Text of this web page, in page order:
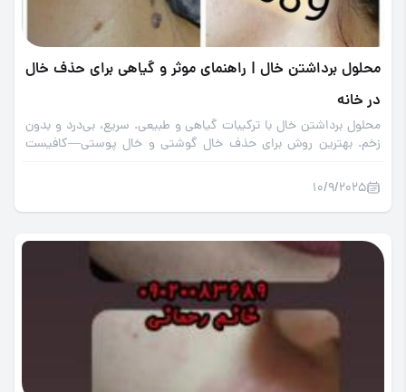
محلول برداشتن خال | راهنمای موثر و گیاهی برای حذف خال
در خانه
محلول برداشتن خال با ترکیبات گیاهی و طبیعی. سریع، بی‌درد و بدون
زخم. بهترین روش برای حذف خال گوشتی و خال پوستی—کافیست
10/9/2025